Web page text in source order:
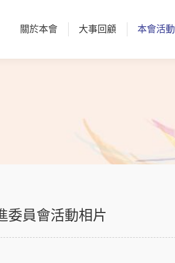
關於本會 大事回顧 本會活動
委員會活動相片
關於本會 大事回顧 本會活動